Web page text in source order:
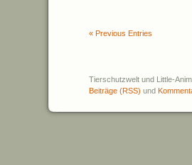
« Previous Entries
Tierschutzwelt und Little-
Beiträge (RSS) und